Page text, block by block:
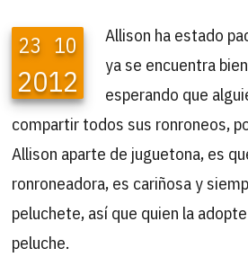
23 10
2012
Allison ha estado
ya se encuentra
esperando que
compartir todos sus ronroneos,
Allison aparte de juguetona, es
ronroneadora, es cariñosa y
peluchete, así que quien la
peluche.